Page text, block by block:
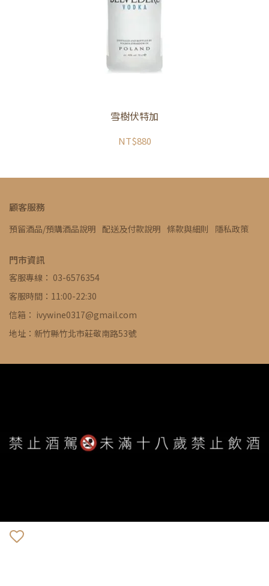
雪樹伏特加
NT$880
顧客服務
預留酒品/預購酒品說明 配送及付款說明 條款與細則 隱私政策
門市資訊
客服專線： 03-6576354
客服時間：11:00-22:30
信箱： ivywine0317@gmail.com
地址：新竹縣竹北市莊敬南路53號